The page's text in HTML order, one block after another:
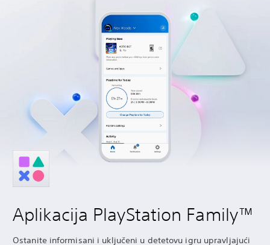
Aplikacija PlayStation Family™
Ostanite informisani i uključeni u detetovu igru upravljajući